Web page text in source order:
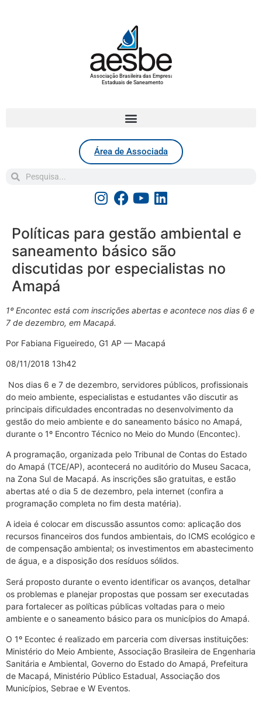
Associação Brasileira das Empresas
Estaduais de Saneamento
Área de Associada
Políticas para gestão ambiental e
saneamento básico são
discutidas por especialistas no
Amapá
1º Encontec está com inscrições abertas e acontece nos dias 6 e
7 de dezembro, em Macapá.
Por Fabiana Figueiredo, G1 AP — Macapá
08/11/2018 13h42
Nos dias 6 e 7 de dezembro, servidores públicos, profissionais
do meio ambiente, especialistas e estudantes vão discutir as
principais dificuldades encontradas no desenvolvimento da
gestão do meio ambiente e do saneamento básico no Amapá,
durante o 1º Encontro Técnico no Meio do Mundo (Encontec).
A programação, organizada pelo Tribunal de Contas do Estado
do Amapá (TCE/AP), acontecerá no auditório do Museu Sacaca,
na Zona Sul de Macapá. As inscrições são gratuitas, e estão
abertas até o dia 5 de dezembro, pela internet (confira a
programação completa no fim desta matéria).
A ideia é colocar em discussão assuntos como: aplicação dos
recursos financeiros dos fundos ambientais, do ICMS ecológico e
de compensação ambiental; os investimentos em abastecimento
de água, e a disposição dos resíduos sólidos.
Será proposto durante o evento identificar os avanços, detalhar
os problemas e planejar propostas que possam ser executadas
para fortalecer as políticas públicas voltadas para o meio
ambiente e o saneamento básico para os municípios do Amapá.
O 1º Econtec é realizado em parceria com diversas instituições:
Ministério do Meio Ambiente, Associação Brasileira de Engenharia
Sanitária e Ambiental, Governo do Estado do Amapá, Prefeitura
de Macapá, Ministério Público Estadual, Associação dos
Municípios, Sebrae e W Eventos.